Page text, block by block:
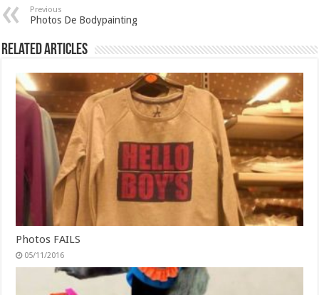
Previous
Photos De Bodypainting
Related Articles
Photos FAILS
05/11/2016